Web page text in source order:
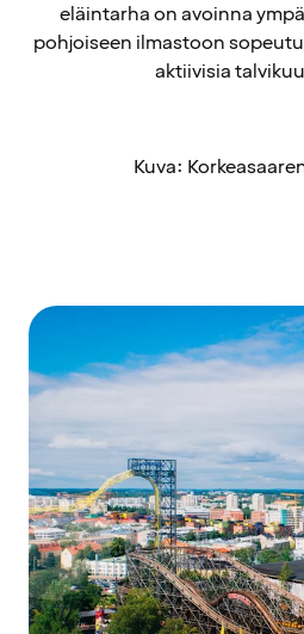
eläintarha on avoinna
pohjoiseen ilmastoon
aktiivisia
Kuva: